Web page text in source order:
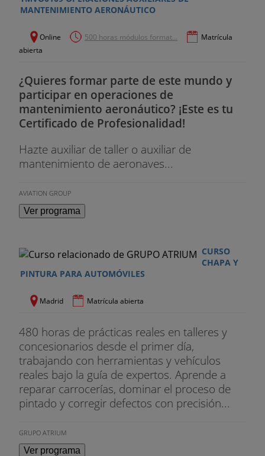
MANTENIMIENTO AERONÁUTICO
Online 500 horas módulos format...
Matrícula
abierta
¿Quieres formar parte de este mundo y
participar en operaciones de
mantenimiento aeronáutico? ¡Este es tu
Certificado de Profesionalidad!
Hazte auxiliar de taller o auxiliar de
mantenimiento de aeronaves...
AVIATION GROUP
Ver programa
CURSO
CHAPA Y
PINTURA PARA AUTOMÓVILES
Madrid Matrícula abierta
480 horas de prácticas reales en talleres y
concesionarios desde el primer día,
trabajando con herramientas y vehículos
reales bajo la guía de expertos. Aprende a
reparar carrocerías, dominar el proceso de
pintado y corregir defectos con precisión...
GRUPO ATRIUM
Ver programa